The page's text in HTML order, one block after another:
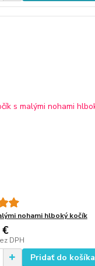
nohami hlboký kočík
€
DPH
Pridať do košíka